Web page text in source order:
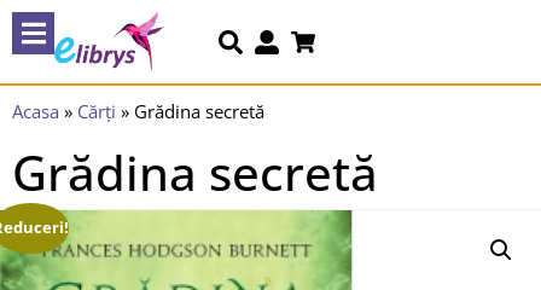
Acasa » Cărți » Grădina secretă
Grădina secretă